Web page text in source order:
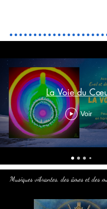
La Voie du
Voir
Musiques vibrantes, des âmes et des